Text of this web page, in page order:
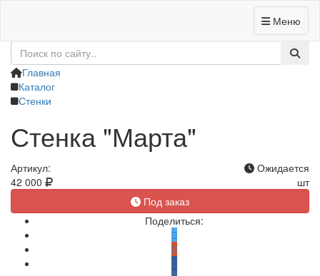
Меню
Главная
Каталог
Стенки
Стенка "Марта"
Артикул:
Ожидается
42 000
шт
Под заказ
Поделиться: